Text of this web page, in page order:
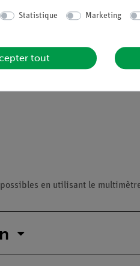
C, avec une tension
(C et U constants)
et C constants).
le courant de charge d'un
en utilisant le
Statistique Marketing
tout